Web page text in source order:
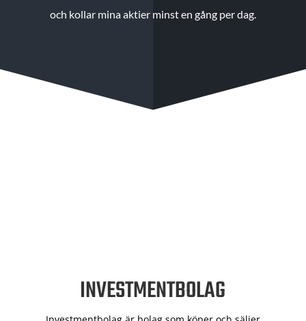
och kollar mina aktier minst en gång per dag.
INVESTMENTBOLAG